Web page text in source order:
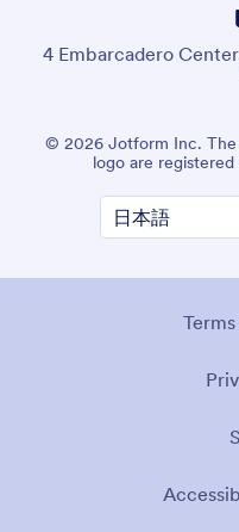
4 Embarcadero
© 2026 Jotform Inc.
logo are